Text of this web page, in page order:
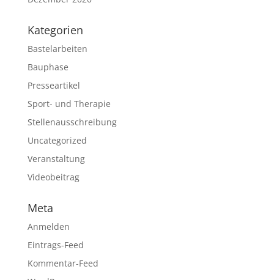
Kategorien
Bastelarbeiten
Bauphase
Presseartikel
Sport- und Therapie
Stellenausschreibung
Uncategorized
Veranstaltung
Videobeitrag
Meta
Anmelden
Eintrags-Feed
Kommentar-Feed